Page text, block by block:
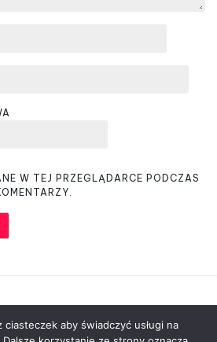
W TEJ PRZEGLĄDARCE PODCZAS
ciasteczek aby świadczyć usługi na